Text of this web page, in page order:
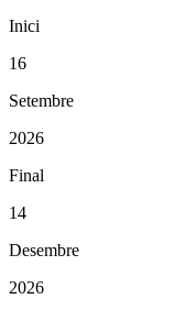
Inici
16
Setembre
2026
Final
14
Desembre
2026